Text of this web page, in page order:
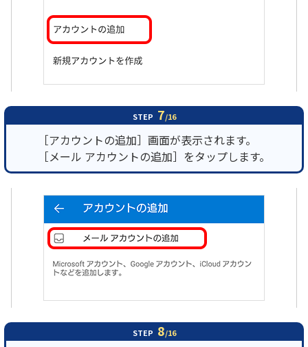
STEP 7/16
［アカウントの追加］画面が表示されます。
［メール アカウントの追加］をタップします。
STEP 8/16